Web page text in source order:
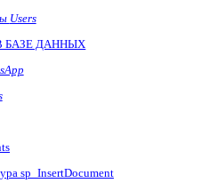
Users
БАЗЕ ДАННЫХ
sp InsertDocument